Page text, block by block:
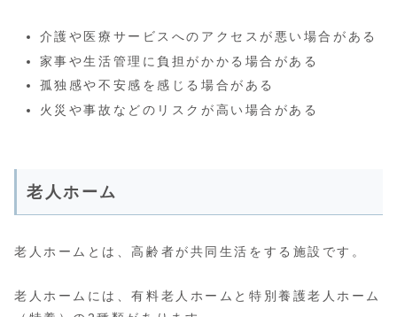
介護や医療サービスへのアクセスが悪い場合がある
家事や生活管理に負担がかかる場合がある
孤独感や不安感を感じる場合がある
火災や事故などのリスクが高い場合がある
老人ホーム
老人ホームとは、高齢者が共同生活をする施設です。
老人ホームには、有料老人ホームと特別養護老人ホーム